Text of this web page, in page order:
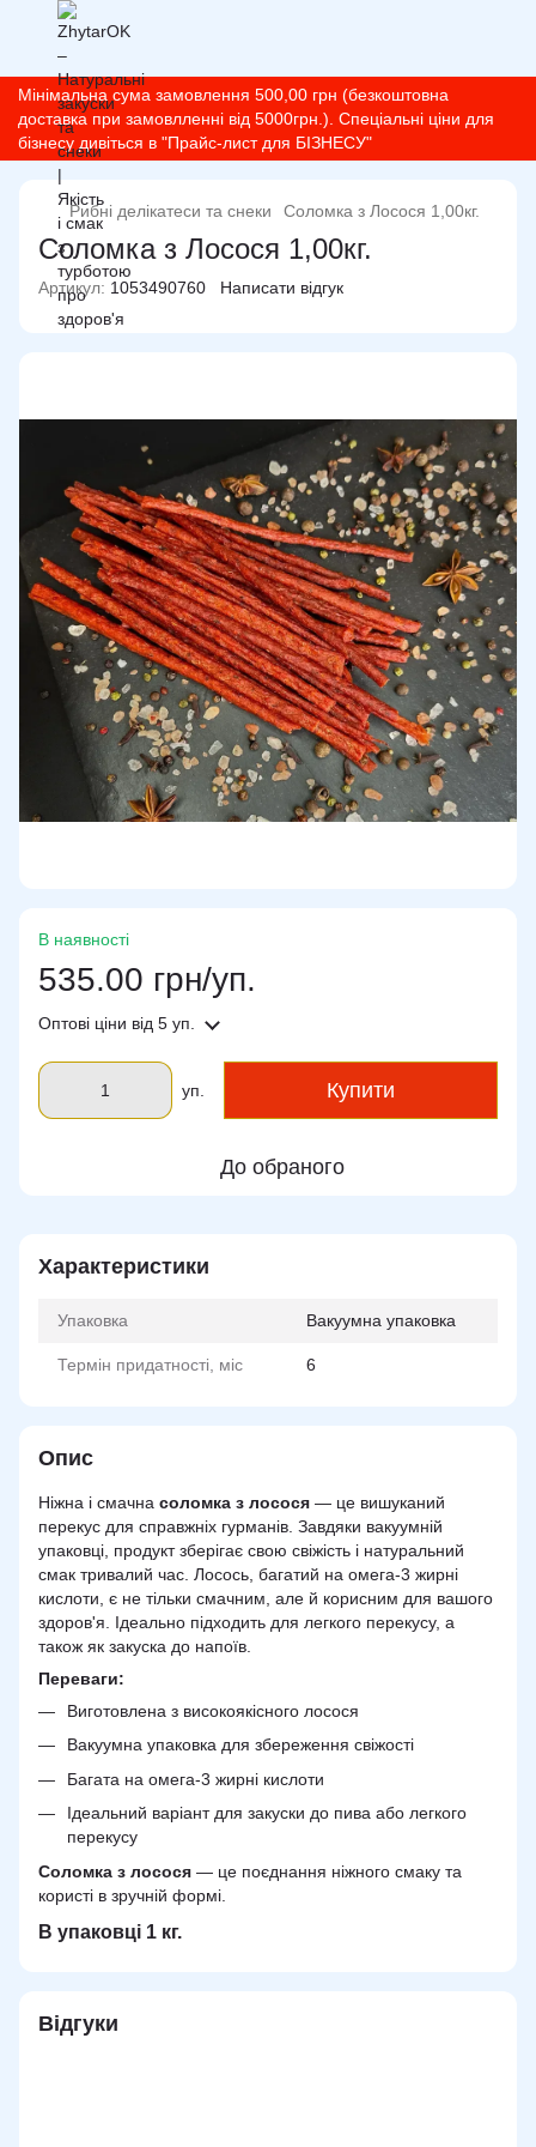
Мінімальна сума замовлення 500,00 грн (безкоштовна
доставка при замовлленні від 5000грн.). Спеціальні ціни для
бізнесу дивіться в "Прайс-лист для БІЗНЕСУ"
Рибні делікатеси та снеки Соломка з Лосося 1,00кг.
Соломка з Лосося 1,00кг.
Артикул: 1053490760 Написати відгук
В наявності
535.00 грн/уп.
Оптові ціни від 5 уп.
уп. Купити
До обраного
Характеристики
Упаковка Вакуумна упаковка
Термін придатності, міс 6
Опис
Ніжна і смачна соломка з лосося — це вишуканий
перекус для справжніх гурманів. Завдяки вакуумній
упаковці, продукт зберігає свою свіжість і натуральний
смак тривалий час. Лосось, багатий на омега-3 жирні
кислоти, є не тільки смачним, але й корисним для вашого
здоров'я. Ідеально підходить для легкого перекусу, а
також як закуска до напоїв.
Переваги:
Виготовлена з високоякісного лосося
Вакуумна упаковка для збереження свіжості
Багата на омега-3 жирні кислоти
Ідеальний варіант для закуски до пива або легкого
перекусу
Соломка з лосося — це поєднання ніжного смаку та
користі в зручній формі.
В упаковці 1 кг.
Відгуки